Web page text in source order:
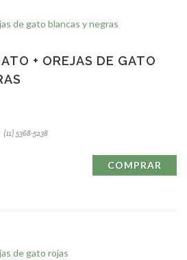
+ OREJAS DE GATO
(11) 5368-5238
COMPRAR